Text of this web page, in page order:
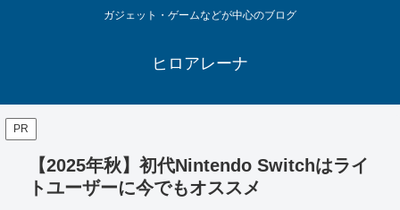
ガジェット・ゲームなどが中心のブログ
ヒロアレーナ
PR
【2025年秋】初代Nintendo Switchはライ
トユーザーに今でもオススメ